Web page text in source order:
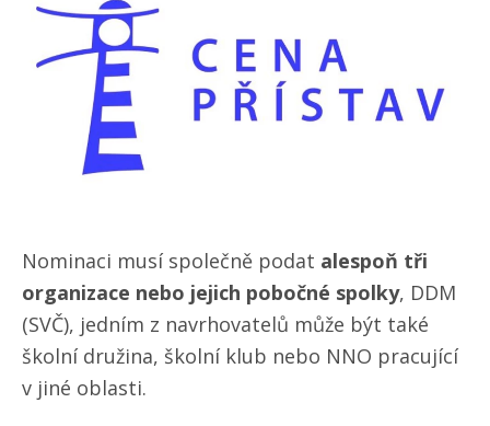
Nominaci musí společně podat alespoň tři
organizace nebo jejich pobočné spolky, DDM
(SVČ), jedním z navrhovatelů může být také
školní družina, školní klub nebo NNO pracující
v jiné oblasti.